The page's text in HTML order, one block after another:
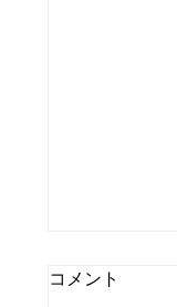
コメント